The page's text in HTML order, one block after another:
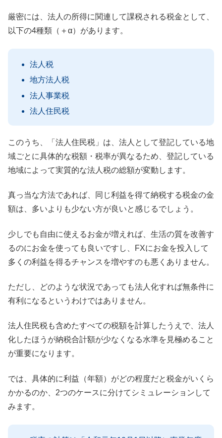
厳密には、法人の所得に関連して課税される税金として、
以下の4種類（＋α）があります。
法人税
地方法人税
法人事業税
法人住民税
このうち、「法人住民税」は、法人として登記している地
域ごとに具体的な税額・税率が異なるため、登記している
地域によって実質的な法人税の総額が変動します。
真っ当な方法であれば、同じ利益を得て納税する税金の金
額は、多いよりも少ない方が良いと感じるでしょう。
少しでも自由に使えるお金が増えれば、生活の質を改善す
るのにお金を使っても良いですし、FXにお金を投入して
多くの利益を得るチャンスを増やすのも悪くありません。
ただし、どのような状況であっても法人化すれば無条件に
有利になるというわけではありません。
法人住民税も含めたすべての税額を計算したうえで、法人
化したほうが納税合計額が少なくなる水準を見極めること
が重要になります。
では、具体的に利益（年額）がどの程度だと税金がいくら
かかるのか、2つのケースに分けてシミュレーションして
みます。